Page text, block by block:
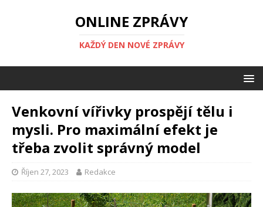
ONLINE ZPRÁVY
KAŽDÝ DEN NOVÉ ZPRÁVY
Venkovní vířivky prospějí tělu i
mysli. Pro maximální efekt je
třeba zvolit správný model
Říjen 27, 2023 Redakce